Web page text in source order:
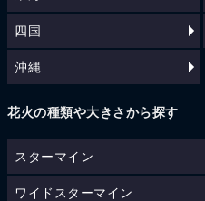
四国
沖縄
花火の種類や大きさから探す
スターマイン
ワイドスターマイン